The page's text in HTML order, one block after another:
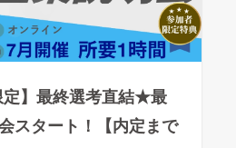
定】最終選考直結★最
スタート！【内定まで